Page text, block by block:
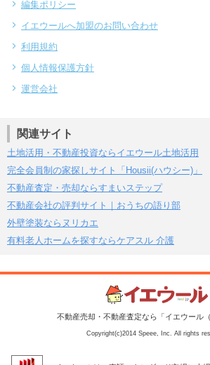
編集ポリシー
イエウールへ加盟のお問い合わせ
利用規約
個人情報保護方針
運営会社
関連サイト
土地活用・不動産投資ならイエウール土地活用
完全会員制の家探しサイト「Housii(ハウシー)」
不動産査定・売却ならすまいステップ
不動産会社の評判サイト｜おうちの語り部
外壁塗装ならヌリカエ
有料老人ホームを探すならケアスル 介護
不動産売却・不動産査定なら「イエウール
Copyright(c)2014 Speee, Inc. All rights